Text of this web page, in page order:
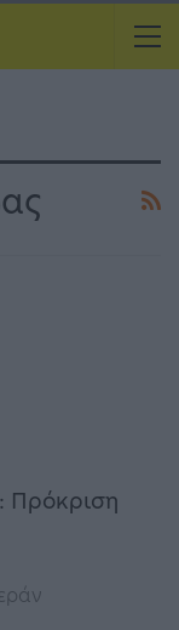
Πρόκριση